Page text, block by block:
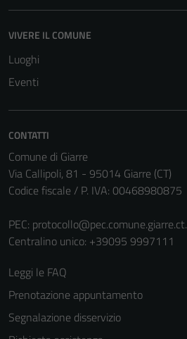
VIVERE IL COMUNE
Luoghi
Eventi
CONTATTI
Comune di Giarre
Via Callipoli, 81 - 95014 Giarre (CT)
Codice fiscale / P. IVA: 00468980875
PEC:
Centralino unico: +39095 9997111
Leggi le FAQ
Prenotazione appuntamento
Segnalazione disservizio